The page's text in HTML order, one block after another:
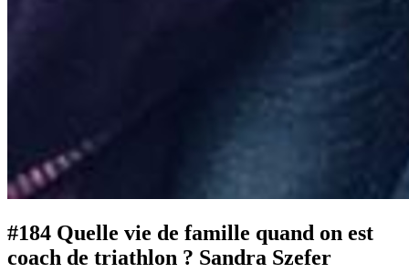
#184 Quelle vie de famille quand on est
coach de triathlon ? Sandra Szefer